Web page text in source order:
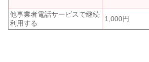
他事業者電話サービスで継続
利用する
1,000円